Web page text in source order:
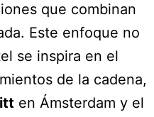
que combinan
Este enfoque no
se inspira en el
de la cadena,
en Ámsterdam y el